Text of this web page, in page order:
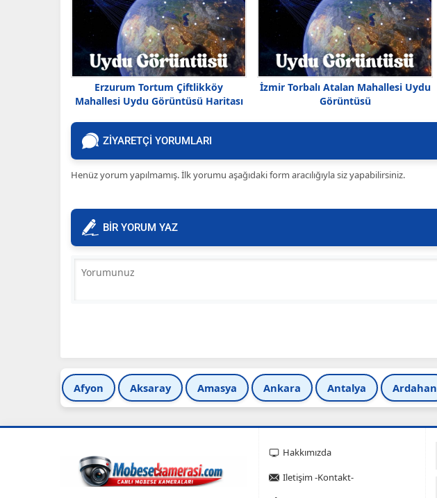
Erzurum Tortum Çiftlikköy
Mahallesi Uydu Görüntüsü Haritası
İzmir Torbalı Atalan Mahallesi Uydu
Görüntüsü
ZİYARETÇİ YORUMLARI
Henüz yorum yapılmamış. İlk yorumu aşağıdaki form aracılığıyla siz yapabilirsiniz.
BİR YORUM YAZ
Afyon Aksaray Amasya Ankara Antalya Ardahan
Hakkımızda
Iletişim -Kontakt-